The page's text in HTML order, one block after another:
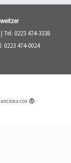
Tel: 0223 474-3338
0223 474-0024
con
·